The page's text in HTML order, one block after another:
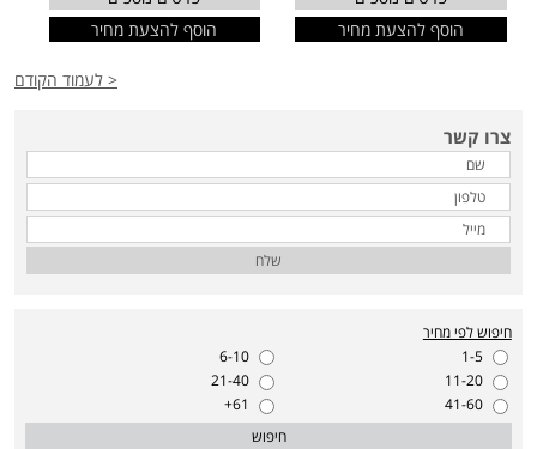
הוסף להצעת מחיר
הוסף להצעת מחיר
< לעמוד הקודם
צרו קשר
שלח
חיפוש לפי מחיר
1-5
6-10
11-20
21-40
41-60
61+
חיפוש